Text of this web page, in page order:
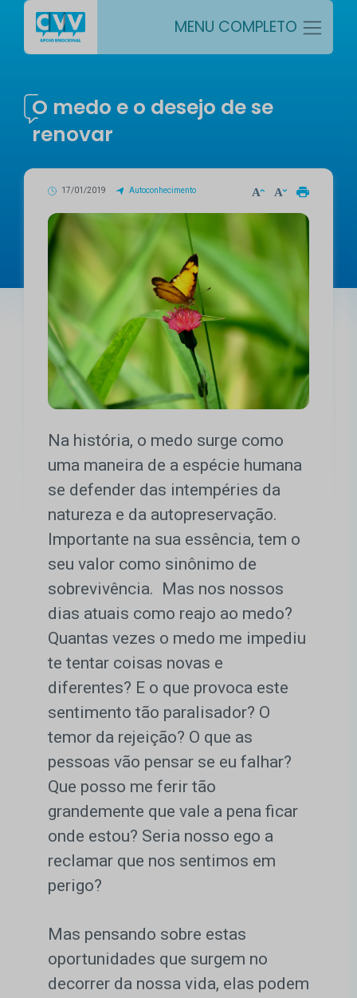
MENU COMPLETO
O medo e o desejo de se
renovar
17/01/2019 Autoconhecimento
Na história, o medo surge como
uma maneira de a espécie humana
se defender das intempéries da
natureza e da autopreservação.
Importante na sua essência, tem o
seu valor como sinônimo de
sobrevivência. Mas nos nossos
dias atuais como reajo ao medo?
Quantas vezes o medo me impediu
te tentar coisas novas e
diferentes? E o que provoca este
sentimento tão paralisador? O
temor da rejeição? O que as
pessoas vão pensar se eu falhar?
Que posso me ferir tão
grandemente que vale a pena ficar
onde estou? Seria nosso ego a
reclamar que nos sentimos em
perigo?
Mas pensando sobre estas
oportunidades que surgem no
decorrer da nossa vida, elas podem